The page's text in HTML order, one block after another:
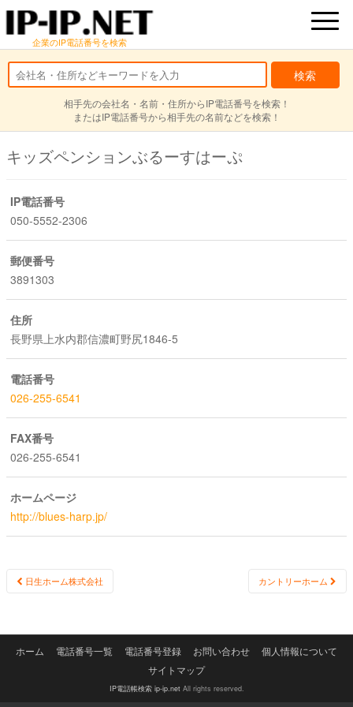
企業のIP電話番号を検索
相手先の会社名・名前・住所からIP電話番号を検索！
またはIP電話番号から相手先の名前などを検索！
キッズペンションぶるーすはーぷ
IP電話番号
050-5552-2306
郵便番号
3891303
住所
長野県上水内郡信濃町野尻1846-5
電話番号
026-255-6541
FAX番号
026-255-6541
ホームページ
http://blues-harp.jp/
Post
日生ホーム株式会社 カントリーホーム
ホーム 電話番号一覧 電話番号登録 お問い合わせ
個人情報について
サイトマップ
IP電話帳検索 ip-ip.netAll rights reserved.